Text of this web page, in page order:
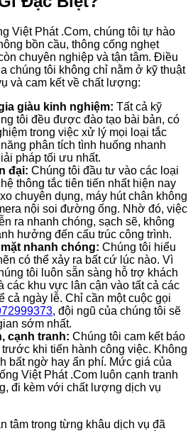
Việt Phát .Com, chúng tôi tự hào
bồn cầu, thông cống nghẹt
chuyên nghiệp và tận tâm. Điều
chúng tôi không chỉ nằm ở kỹ thuật
và cam kết về chất lượng:
giàu kinh nghiệm: Tất cả kỹ
tôi đều được đào tạo bài bản, có
trong việc xử lý mọi loại tắc
phân tích tình huống nhanh
pháp tối ưu nhất.
đại: Chúng tôi đầu tư vào các loại
thông tắc tiên tiến nhất hiện nay
chuyên dụng, máy hút chân không
nội soi đường ống. Nhờ đó, việc
ra nhanh chóng, sạch sẽ, không
hưởng đến cấu trúc công trình.
nhanh chóng: Chúng tôi hiểu
có thể xảy ra bất cứ lúc nào. Vì
tôi luôn sẵn sàng hỗ trợ khách
các khu vực lân cận vào tất cả các
cả ngày lễ. Chỉ cần một cuộc gọi
, đội ngũ của chúng tôi sẽ
sớm nhất.
cạnh tranh: Chúng tôi cam kết báo
khi tiến hành công việc. Không
bất ngờ hay ẩn phí. Mức giá của
Việt Phát .Com luôn cạnh tranh
đi kèm với chất lượng dịch vụ
tâm trong từng khâu dịch vụ đã